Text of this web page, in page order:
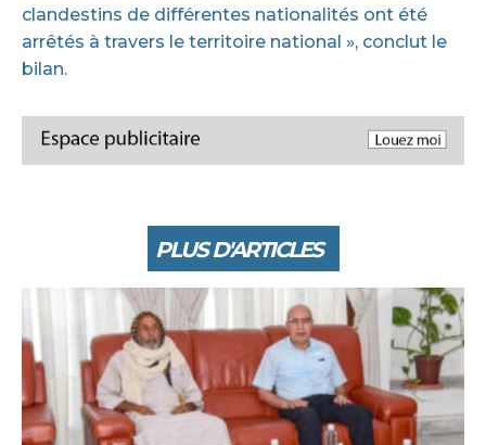
clandestins de différentes nationalités ont été
arrêtés à travers le territoire national », conclut le
bilan.
PLUS D'ARTICLES